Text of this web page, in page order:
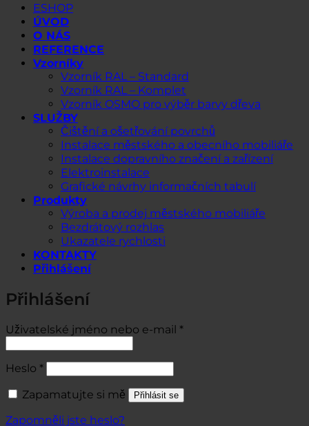
ESHOP
ÚVOD
O NÁS
REFERENCE
Vzorníky
Vzorník RAL – Standard
Vzorník RAL – Komplet
Vzorník OSMO pro výběr barvy dřeva
SLUŽBY
Čištění a ošetřování povrchů
Instalace městského a obecního mobiliáře
Instalace dopravního značení a zařízení
Elektroinstalace
Grafické návrhy informačních tabulí
Produkty
Výroba a prodej městského mobiliáře
Bezdrátový rozhlas
Ukazatele rychlosti
KONTAKTY
Přihlášení
Přihlášení
Uživatelské jméno nebo e-mail *Povinné
Heslo *Povinné
Zapamatujte si mě Přihlásit se
Zapomněli jste heslo?